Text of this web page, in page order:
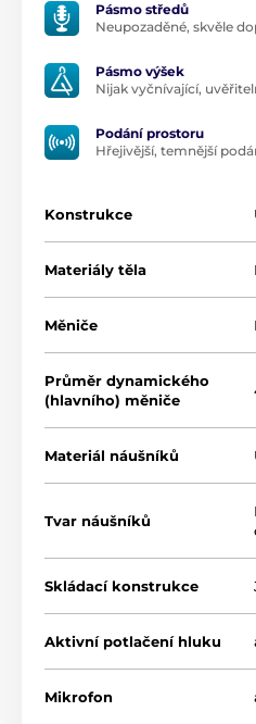
Pásmo středů
Neupozaděné, skvěle
Pásmo výšek
Nijak vyčnívající,
Podání prostoru
Hřejivější, temnější
Konstrukce
Materiály těla
Měniče
Průměr dynamického
(hlavního) měniče
Materiál náušníků
Tvar náušníků
Skládací konstrukce
Aktivní potlačení hluku
Mikrofon